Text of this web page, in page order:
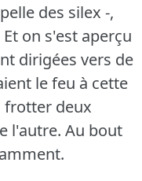
des silex -,
Et on s'est aperçu
dirigées vers de
le feu à cette
frotter deux
l'autre. Au bout